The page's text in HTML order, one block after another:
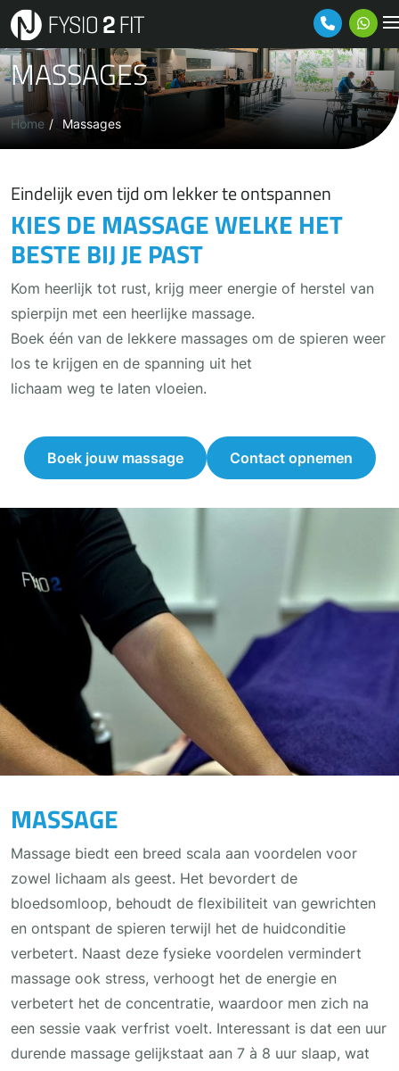
Ga naar de inhoud
MASSAGES
Home Massages
Eindelijk even tijd om lekker te ontspannen
KIES DE MASSAGE WELKE HET
BESTE BIJ JE PAST
Kom heerlijk tot rust, krijg meer energie of herstel van
spierpijn met een heerlijke massage.
Boek één van de lekkere massages om de spieren weer
los te krijgen en de spanning uit het
lichaam weg te laten vloeien.
Boek jouw massage Contact opnemen
MASSAGE
Massage biedt een breed scala aan voordelen voor
zowel lichaam als geest. Het bevordert de
bloedsomloop, behoudt de flexibiliteit van gewrichten
en ontspant de spieren terwijl het de huidconditie
verbetert. Naast deze fysieke voordelen vermindert
massage ook stress, verhoogt het de energie en
verbetert het de concentratie, waardoor men zich na
een sessie vaak verfrist voelt. Interessant is dat een uur
durende massage gelijkstaat aan 7 à 8 uur slaap, wat